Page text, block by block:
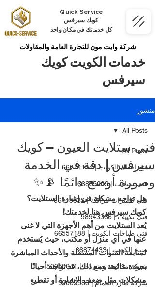
Quick Service
كويك سيرفس
كل خدماتك في مكان واحد
شركة وايت مون للتجارة العامة والمقاولات
خدمات الكويت كويك
سيرفس
منشور
All Posts
فتح اقفال الكويت | 66214144
فني ستلايت | 66885009
فني كاميرات مراقبة | 66445532
فني تكييف | 98943366
فني طباخات الكويت | 66557188
صباغ الكويت | 66874433
شركة مكافحة حشرات | 50050641
شركة طارد الحمام | 99009588
All Posts
فني ستلايت العيون – كويك
سيرفس | دقة في الخدمة
وصورة أوضح دائمًا 📡✨
هل تواجه مشكلة في إشارة الستلايت؟
كويك سيرفس هنا لخدمتك!
يُعد الستلايت من أهم الأجهزة التي لا غنى
عنها في أي منزل أو مكتب، حيث يُستخدم
لمتابعة القنوات المفضلة والأحداث المباشرة
بجودة عالية. ومع ذلك، قد تواجه أحيانًا
مشكلات مثل ضعف الإشارة أو تقطيع